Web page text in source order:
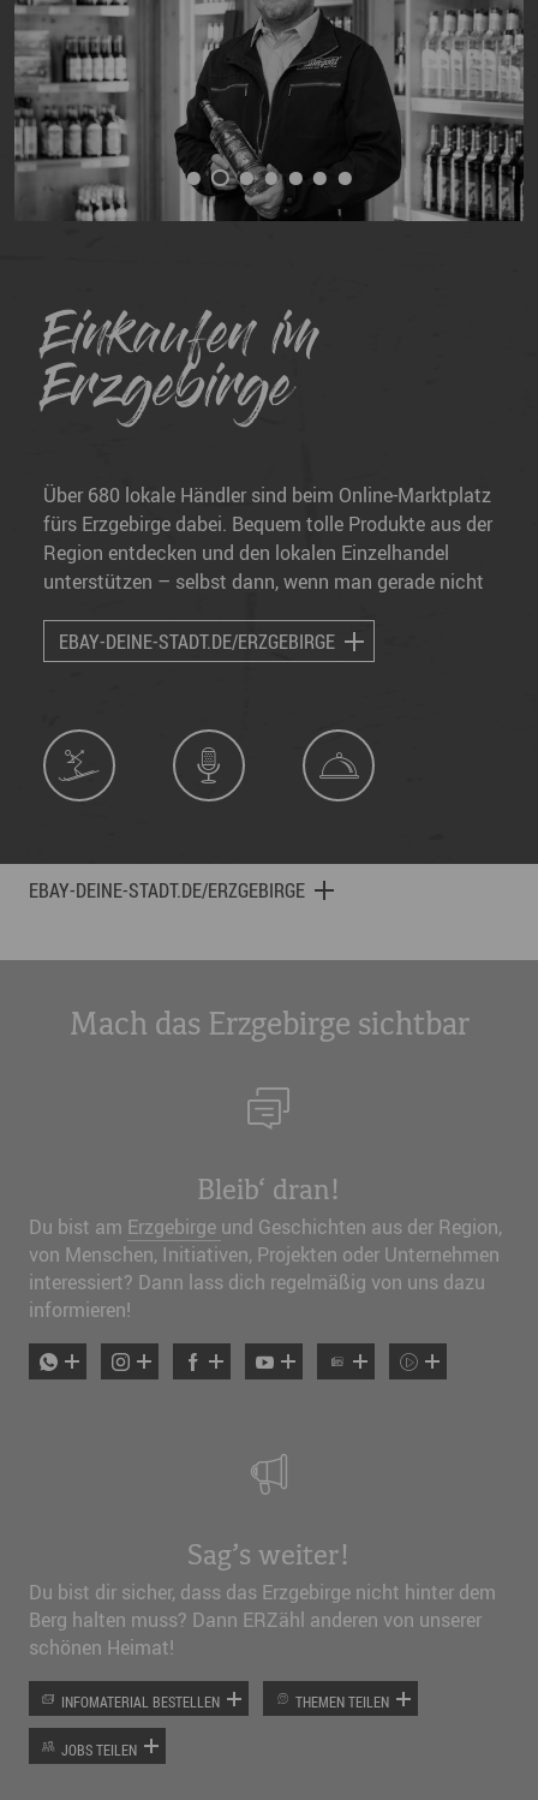
Einkaufen im
Erzgebirge
Über 680 lokale Händler sind beim Online-Marktplatz
fürs Erzgebirge dabei. Bequem tolle Produkte aus der
Region entdecken und den lokalen Einzelhandel
unterstützen – selbst dann, wenn man gerade nicht
EBAY-DEINE-STADT.DE/ERZGEBIRGE
EBAY-DEINE-STADT.DE/ERZGEBIRGE
Mach das Erzgebirge sichtbar
Bleib‘ dran!
Du bist am Erzgebirge und Geschichten aus der Region,
von Menschen, Initiativen, Projekten oder Unternehmen
interessiert? Dann lass dich regelmäßig von uns dazu
informieren!
Sag’s weiter!
Du bist dir sicher, dass das Erzgebirge nicht hinter dem
Berg halten muss? Dann ERZähl anderen von unserer
schönen Heimat!
INFOMATERIAL BESTELLEN THEMEN TEILEN
JOBS TEILEN